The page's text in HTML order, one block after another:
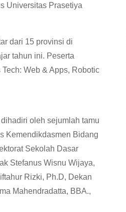
Universitas Prasetiya
dari 15 provinsi di
tahun ini. Peserta
Web & Apps, Robotic
oleh sejumlah tamu
Kemendikdasmen Bidang
Sekolah Dasar
Stefanus Wisnu Wijaya,
Rizki, Ph.D, Dekan
Mahendradatta, BBA.,